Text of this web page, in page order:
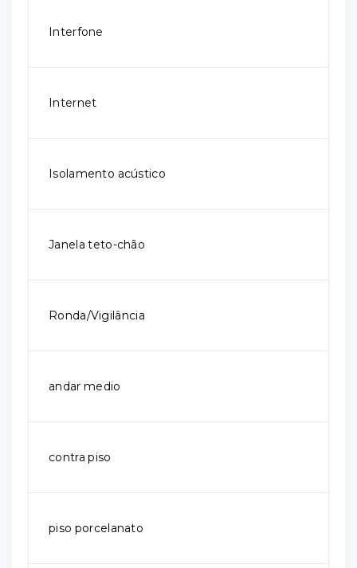
Interfone
Internet
Isolamento acústico
Janela teto-chão
Ronda/Vigilância
andar medio
contra piso
piso porcelanato